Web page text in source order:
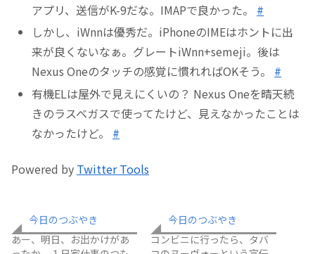
アプリ、送信がK-9だな。IMAPで良かった。 #
しかし、iWnnは優秀だ。iPhoneのIMEはホントに出
来が良くないなぁ。グレートiWnn+semeji。後は
Nexus Oneのタッチの感覚に慣れればOKそう。 #
有機ELは屋外で見えにくいの？ Nexus Oneを晴天続
きのラスベガスで使ってたけど、見えなかったことは
なかったけど。 #
Powered by Twitter Tools
今日のつぶやき
あー、明日、お出かけがあ
今日のつぶやき
コンビニに行ったら、タバ